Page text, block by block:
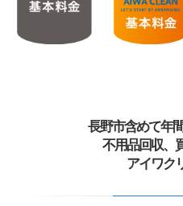
長野市含めて年
不用品回収、
アイワク